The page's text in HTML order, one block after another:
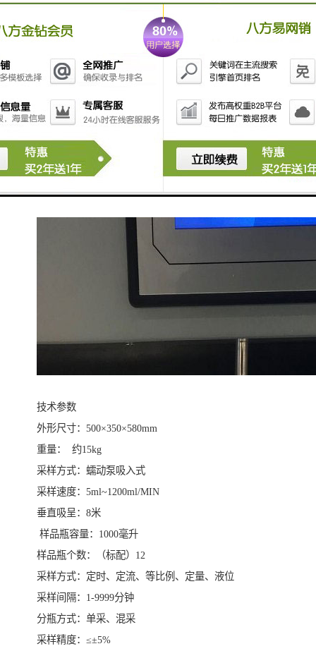
技术参数
外形尺寸：500×350×580mm
重量： 约15kg
采样方式：蠕动泵吸入式
采样速度：5ml~1200ml/MIN
垂直吸呈：8米
样品瓶容量：1000毫升
样品瓶个数：（标配）12
采样方式：定时、定流、等比例、定量、液位
采样间隔：1-9999分钟
分瓶方式：单采、混采
采样精度：≤±5%